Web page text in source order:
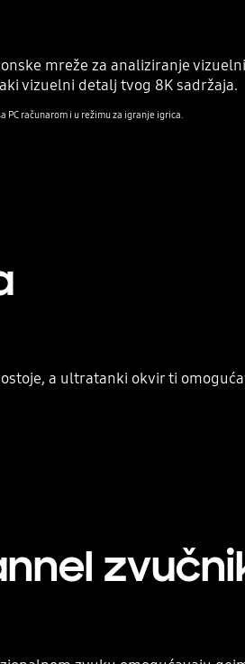
mreže za analiziranje
vizuelni detalj tvog 8K sadržaja.
računarom i u režimu za igranje igrica.
a ultratanki okvir ti